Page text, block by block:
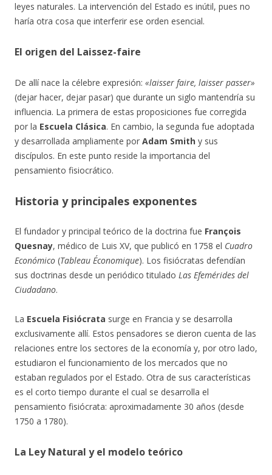
leyes naturales. La intervención del Estado es inútil, pues no
haría otra cosa que interferir ese orden esencial.
El origen del Laissez-faire
De allí nace la célebre expresión: «laisser faire, laisser passer»
(dejar hacer, dejar pasar) que durante un siglo mantendría su
influencia. La primera de estas proposiciones fue corregida
por la Escuela Clásica. En cambio, la segunda fue adoptada
y desarrollada ampliamente por Adam Smith y sus
discípulos. En este punto reside la importancia del
pensamiento fisiocrático.
Historia y principales exponentes
El fundador y principal teórico de la doctrina fue François
Quesnay, médico de Luis XV, que publicó en 1758 el Cuadro
Económico (Tableau Économique). Los fisiócratas defendían
sus doctrinas desde un periódico titulado Las Efemérides del
Ciudadano.
La Escuela Fisiócrata surge en Francia y se desarrolla
exclusivamente allí. Estos pensadores se dieron cuenta de las
relaciones entre los sectores de la economía y, por otro lado,
estudiaron el funcionamiento de los mercados que no
estaban regulados por el Estado. Otra de sus características
es el corto tiempo durante el cual se desarrolla el
pensamiento fisiócrata: aproximadamente 30 años (desde
1750 a 1780).
La Ley Natural y el modelo teórico